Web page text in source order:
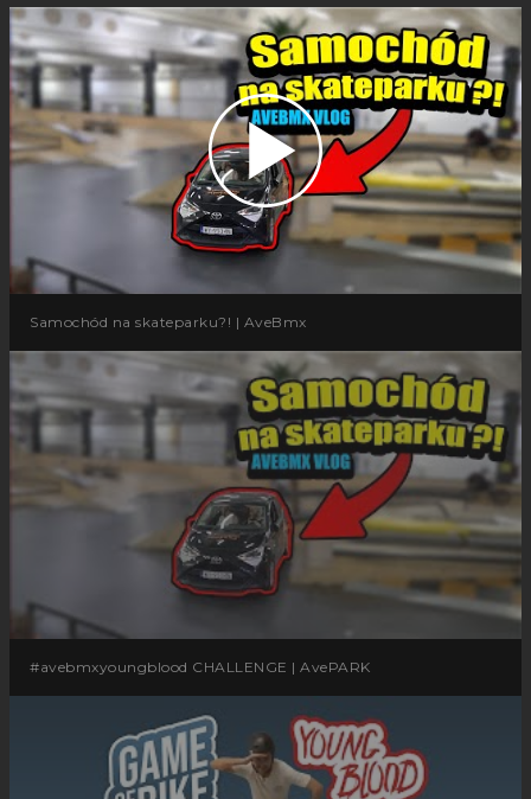
Samochód na skateparku?! | AveBmx
#avebmxyoungblood CHALLENGE | AvePARK